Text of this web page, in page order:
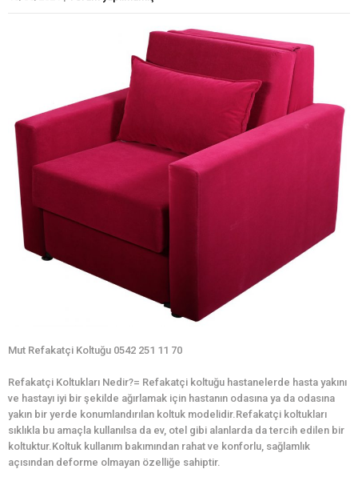
Mut Refakatçi Koltuğu 0542 251 11 70
Refakatçi Koltukları Nedir?= Refakatçi koltuğu hastanelerde hasta yakını
ve hastayı iyi bir şekilde ağırlamak için hastanın odasına ya da odasına
yakın bir yerde konumlandırılan koltuk modelidir.Refakatçi koltukları
sıklıkla bu amaçla kullanılsa da ev, otel gibi alanlarda da tercih edilen bir
koltuktur.Koltuk kullanım bakımından rahat ve konforlu, sağlamlık
açısından deforme olmayan özelliğe sahiptir.